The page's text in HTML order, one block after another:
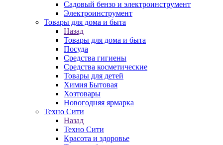
Садовый бензо и электроинструмент
Электроинструмент
Товары для дома и быта
Назад
Товары для дома и быта
Посуда
Средства гигиены
Средства косметические
Товары для детей
Химия Бытовая
Хозтовары
Новогодняя ярмарка
Техно Сити
Назад
Техно Сити
Красота и здоровье